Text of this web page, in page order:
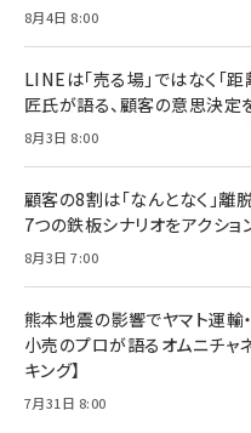
8月4日 8:00
LINEは「売る場」ではなく「
匠氏が語る、顧客の意思決定
8月3日 8:00
顧客の8割は「なんとなく」離
7つの鉄板シナリオをアクショ
8月3日 7:00
熊本地震の影響でヤマト運輸
小売のプロが語るオムニチャ
キング】
7月31日 8:00